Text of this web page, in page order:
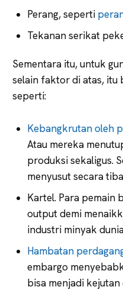
Perang, seperti
Tekanan serikat
Sementara itu, untuk
selain faktor di atas,
seperti:
Kebangkrutan oleh
Atau mereka
produksi sekaligus.
menyusut secara
Kartel. Para pemain
output demi
industri minyak
Hambatan
embargo
bisa menjadi